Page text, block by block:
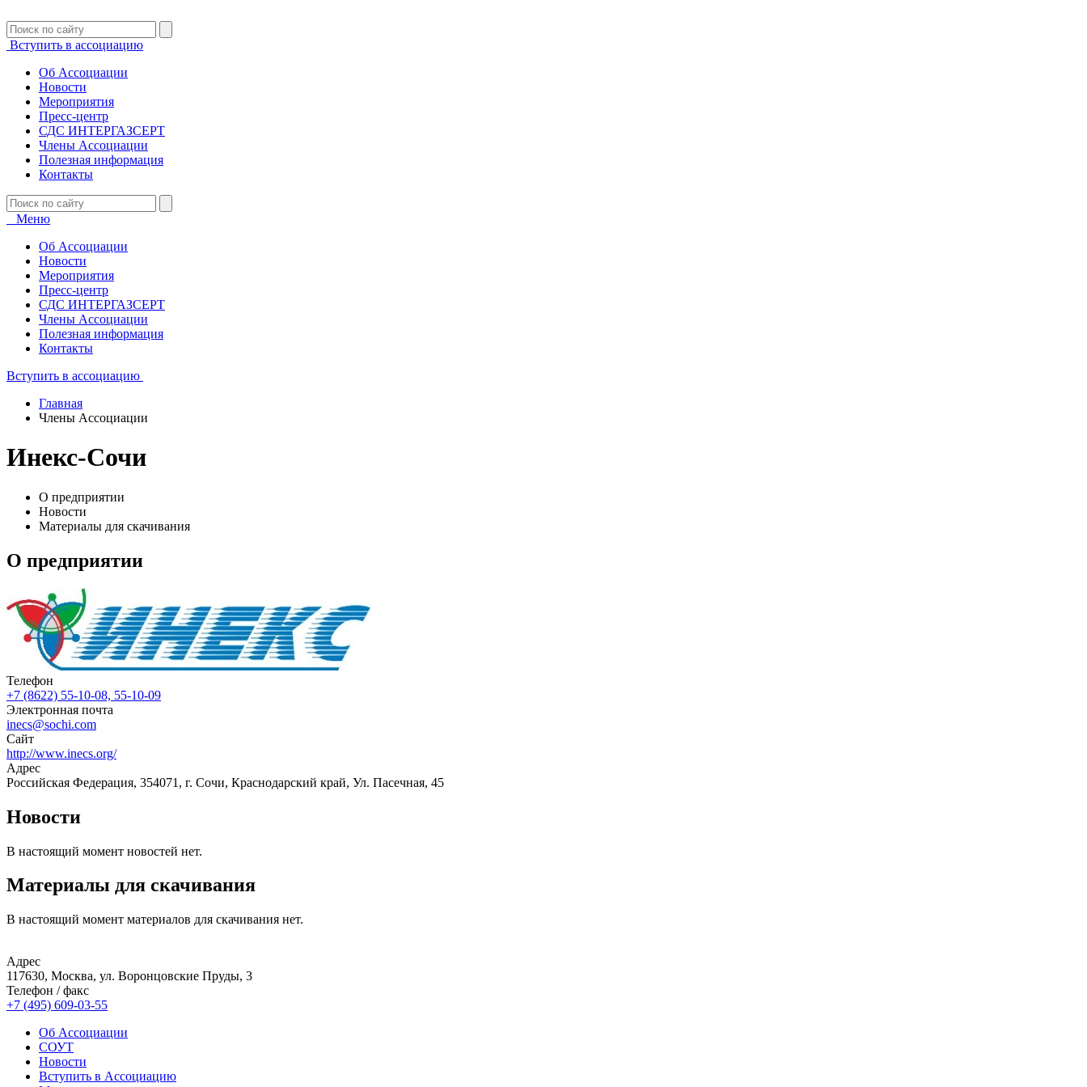
Вступить в ассоциацию
Об Ассоциации
Новости
Мероприятия
Пресс-центр
СДС ИНТЕРГАЗСЕРТ
Члены Ассоциации
Полезная информация
Контакты
Меню
Об Ассоциации
Новости
Мероприятия
Пресс-центр
СДС ИНТЕРГАЗСЕРТ
Члены Ассоциации
Полезная информация
Контакты
Вступить в ассоциацию
Главная
Члены Ассоциации
Инекс-Сочи
О предприятии
Новости
Материалы для скачивания
О предприятии
Телефон
+7 (8622) 55-10-08, 55-10-09
Электронная почта
inecs@sochi.com
Сайт
http://www.inecs.org/
Адрес
Российская Федерация, 354071, г. Сочи, Краснодарский край, Ул. Пасечная, 45
Новости
В настоящий момент новостей нет.
Материалы для скачивания
В настоящий момент материалов для скачивания нет.
Адрес
117630, Москва, ул. Воронцовские Пруды, 3
Телефон / факс
+7 (495) 609-03-55
Об Ассоциации
СОУТ
Новости
Вступить в Ассоциацию